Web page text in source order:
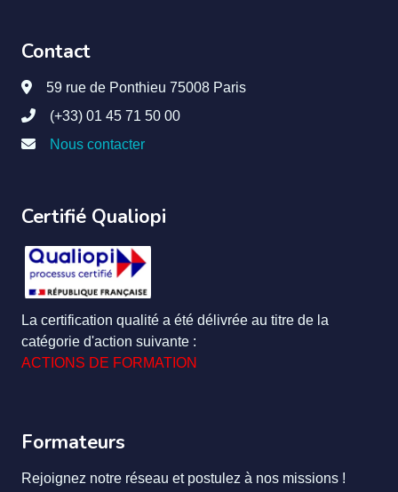
Contact
59 rue de Ponthieu 75008 Paris
(+33) 01 45 71 50 00
Nous contacter
Certifié Qualiopi
La certification qualité a été délivrée au titre de la
catégorie d'action suivante :
ACTIONS DE FORMATION
Formateurs
Rejoignez notre réseau et postulez à nos missions !